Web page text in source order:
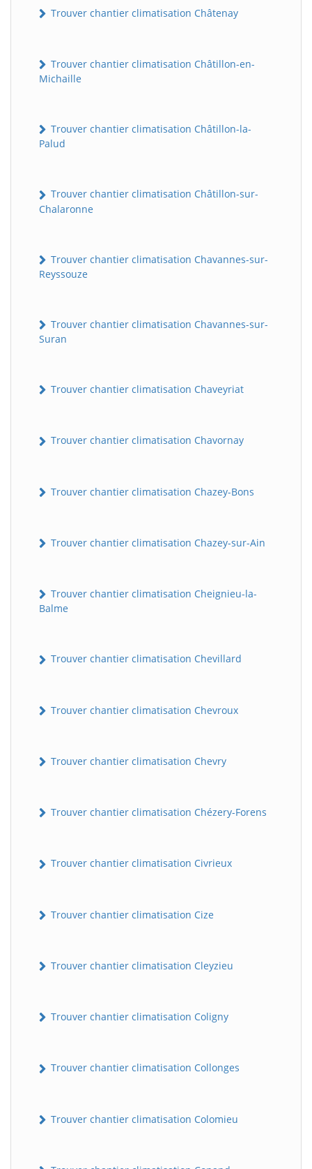
Trouver chantier climatisation Châtenay
Trouver chantier climatisation Châtillon-en-
Michaille
Trouver chantier climatisation Châtillon-la-
Palud
Trouver chantier climatisation Châtillon-sur-
Chalaronne
Trouver chantier climatisation Chavannes-sur-
Reyssouze
Trouver chantier climatisation Chavannes-sur-
Suran
Trouver chantier climatisation Chaveyriat
Trouver chantier climatisation Chavornay
Trouver chantier climatisation Chazey-Bons
Trouver chantier climatisation Chazey-sur-Ain
Trouver chantier climatisation Cheignieu-la-
Balme
Trouver chantier climatisation Chevillard
Trouver chantier climatisation Chevroux
Trouver chantier climatisation Chevry
Trouver chantier climatisation Chézery-Forens
Trouver chantier climatisation Civrieux
Trouver chantier climatisation Cize
Trouver chantier climatisation Cleyzieu
Trouver chantier climatisation Coligny
Trouver chantier climatisation Collonges
Trouver chantier climatisation Colomieu
BatiWebPro